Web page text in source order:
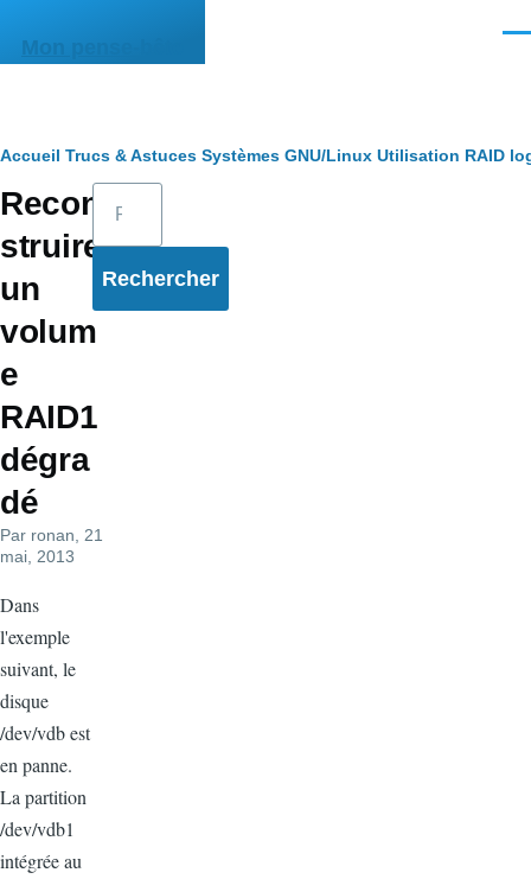
Mon pense-bête
Fil
d'Ariane
Accueil Trucs & Astuces Systèmes GNU/Linux Utilisation RAID
Recon
struire
un
volum
e
RAID1
dégra
dé
Par ronan , 21
mai, 2013
Dans
l'exemple
suivant, le
disque
/dev/vdb est
en panne.
La partition
/dev/vdb1
intégrée au
Rechercher